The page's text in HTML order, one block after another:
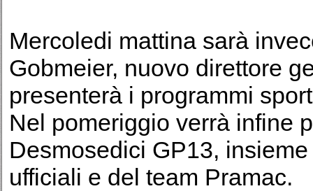
Mercoledi mattina sarà
Gobmeier, nuovo direttore
presenterà i programmi
Nel pomeriggio verrà infine
Desmosedici GP13,
ufficiali e del team Pramac.